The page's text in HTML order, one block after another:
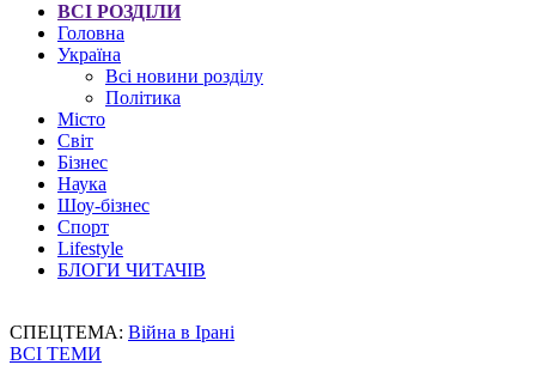
ВСІ РОЗДІЛИ
Головна
Україна
Всі новини розділу
Політика
Місто
Світ
Бізнес
Наука
Шоу-бізнес
Спорт
Lifestyle
БЛОГИ ЧИТАЧІВ
СПЕЦТЕМА: Війна в Ірані
ВСІ ТЕМИ